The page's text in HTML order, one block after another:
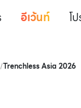
อีเว้นท์ โ
/Trenchless Asia 2026